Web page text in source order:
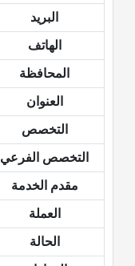
البريد
الهاتف
المحافظة
العنوان
التخصص
التخصص الفرعي
مقدم الخدمة
العملة
الحالة